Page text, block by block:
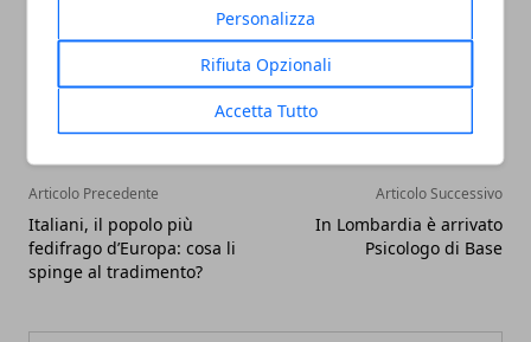
Personalizza
Rifiuta Opzionali
Accetta Tutto
Whatsapp
Articolo Precedente
Italiani, il popolo più
fedifrago d’Europa: cosa li
spinge al tradimento?
Articolo Successivo
In Lombardia è arrivato
Psicologo di Base